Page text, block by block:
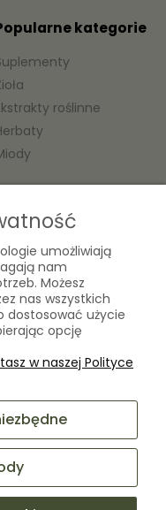
Zielarza Sp. z
o.o.
ul. Kopernika 10A
Grodzisk Mazowiecki
kategorie
roślinne
umożliwiają
nam
Możesz
nas wszystkich
dostosować użycie
opcję
w naszej Polityce